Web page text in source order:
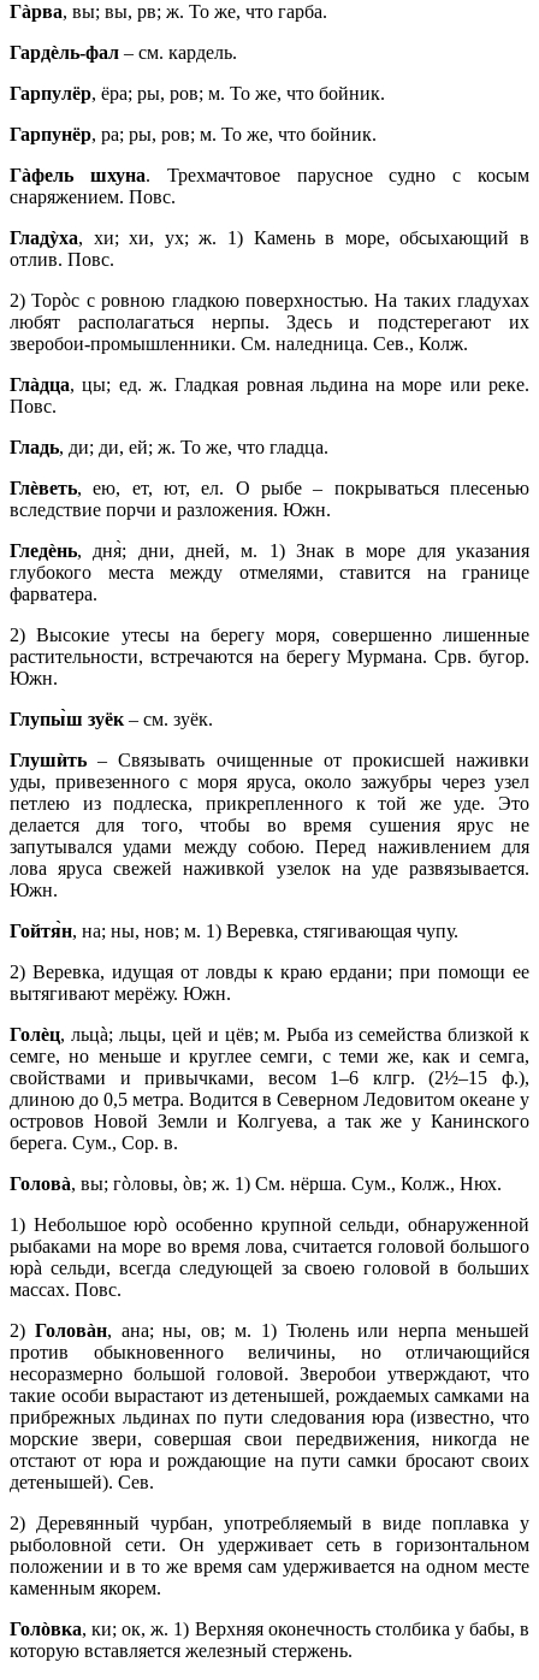
Гàрва, вы; вы, рв; ж. То же, что гарба.
Гардèль-фал – см. кардель.
Гарпулёр, ёра; ры, ров; м. То же, что бойник.
Гарпунёр, ра; ры, ров; м. То же, что бойник.
Гàфель шхуна. Трехмачтовое парусное судно с косым
снаряжением. Повс.
Гладỳха, хи; хи, ух; ж. 1) Камень в море, обсыхающий в
отлив. Повс.
2) Торòс с ровною гладкою поверхностью. На таких гладухах
любят располагаться нерпы. Здесь и подстерегают их
зверобои-промышленники. См. наледница. Сев., Колж.
Глàдца, цы; ед. ж. Гладкая ровная льдина на море или реке.
Повс.
Гладь, ди; ди, ей; ж. То же, что гладца.
Глèветь, ею, ет, ют, ел. О рыбе – покрываться плесенью
вследствие порчи и разложения. Южн.
Гледèнь, дня̀; дни, дней, м. 1) Знак в море для указания
глубокого места между отмелями, ставится на границе
фарватера.
2) Высокие утесы на берегу моря, совершенно лишенные
растительности, встречаются на берегу Мурмана. Срв. бугор.
Южн.
Глупы̀ш зуёк – см. зуёк.
Глушѝть – Связывать очищенные от прокисшей наживки
уды, привезенного с моря яруса, около зажубры через узел
петлею из подлеска, прикрепленного к той же уде. Это
делается для того, чтобы во время сушения ярус не
запутывался удами между собою. Перед наживлением для
лова яруса свежей наживкой узелок на уде развязывается.
Южн.
Гойтя̀н, на; ны, нов; м. 1) Веревка, стягивающая чупу.
2) Веревка, идущая от ловды к краю ердани; при помощи ее
вытягивают мерёжу. Южн.
Голèц, льцà; льцы, цей и цёв; м. Рыба из семейства близкой к
семге, но меньше и круглее семги, с теми же, как и семга,
свойствами и привычками, весом 1–6 клгр. (2½–15 ф.),
длиною до 0,5 метра. Водится в Северном Ледовитом океане у
островов Новой Земли и Колгуева, а так же у Канинского
берега. Сум., Сор. в.
Головà, вы; гòловы, òв; ж. 1) См. нёрша. Сум., Колж., Нюх.
1) Небольшое юрò особенно крупной сельди, обнаруженной
рыбаками на море во время лова, считается головой большого
юрà сельди, всегда следующей за своею головой в больших
массах. Повс.
2) Головàн, ана; ны, ов; м. 1) Тюлень или нерпа меньшей
против обыкновенного величины, но отличающийся
несоразмерно большой головой. Зверобои утверждают, что
такие особи вырастают из детенышей, рождаемых самками на
прибрежных льдинах по пути следования юра (известно, что
морские звери, совершая свои передвижения, никогда не
отстают от юра и рождающие на пути самки бросают своих
детенышей). Сев.
2) Деревянный чурбан, употребляемый в виде поплавка у
рыболовной сети. Он удерживает сеть в горизонтальном
положении и в то же время сам удерживается на одном месте
каменным якорем.
Голòвка, ки; ок, ж. 1) Верхняя оконечность столбика у бабы, в
которую вставляется железный стержень.